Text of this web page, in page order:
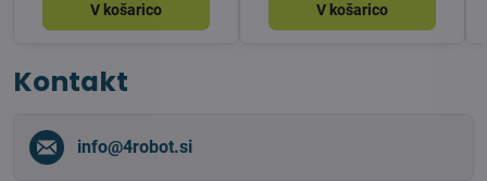
V košarico V košarico
Kontakt
info​@4robot​.si